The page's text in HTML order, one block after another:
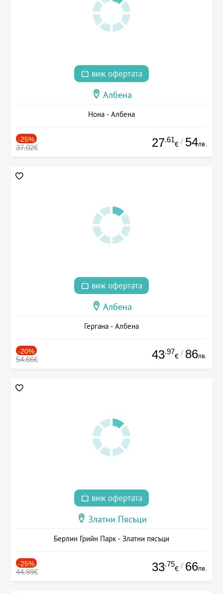
виж офертата
Албена
Нона - Албена
-25%
37.02€ 27.61
€ / 54лв.
виж офертата
Албена
Гергана - Албена
-20%
54.66€ 43.97
€ / 86лв.
виж офертата
Златни Пясъци
Берлин Грийн Парк - Златни пясъци
-25%
44.99€ 33.75
€ / 66лв.